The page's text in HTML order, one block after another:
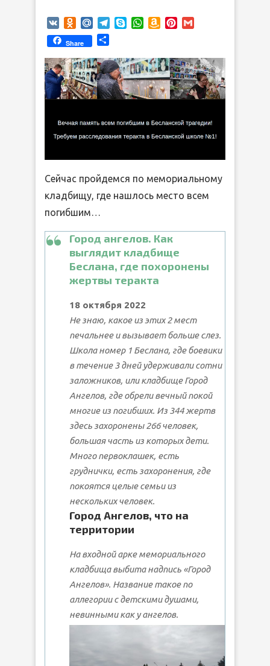
VK Odnoklassniki
Mail.RuTelegram
SkypeWhatsApp
AmazonPinterest
Share
Сейчас пройдемся по мемориальному
кладбищу, где нашлось место всем
погибшим…
Город ангелов. Как
выглядит кладбище
Беслана, где похоронены
жертвы теракта
18 октября 2022
Не знаю, какое из этих 2 мест
печальнее и вызывает больше слез.
Школа номер 1 Беслана, где боевики
в течение 3 дней удерживали сотни
заложников, или кладбище Город
Ангелов, где обрели вечный покой
многие из погибших. Из 344 жертв
здесь захоронены 266 человек,
большая часть из которых дети.
Много первоклашек, есть
груднички, есть захоронения, где
покоятся целые семьи из
нескольких человек.
Город Ангелов, что на
территории
На входной арке мемориального
кладбища выбита надпись «Город
Ангелов». Название такое по
аллегории с детскими душами,
невинными как у ангелов.